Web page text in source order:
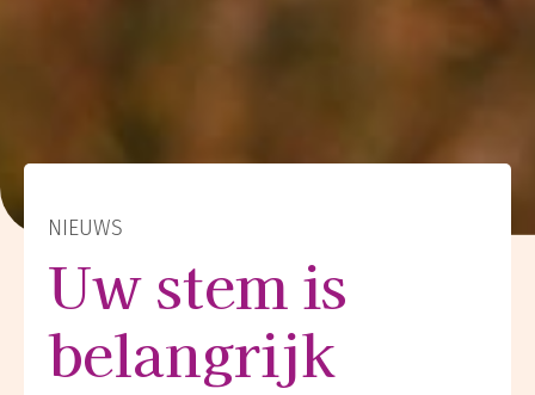
NIEUWS
Uw stem is
belangrijk